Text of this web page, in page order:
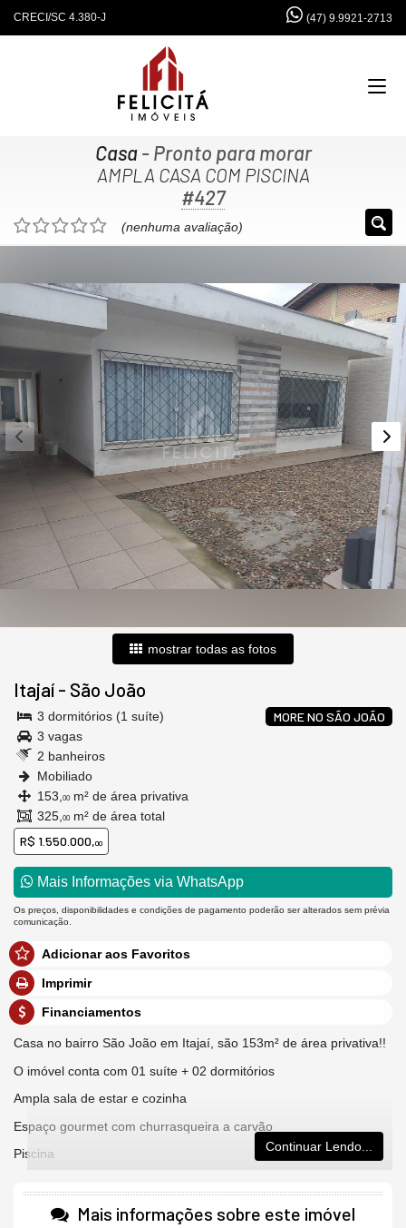
CRECI/SC 4.380-J (47) 9.9921-2713
Casa- Pronto para morar
AMPLA CASA COM PISCINA
#427
(nenhuma avaliação)
mostrar todas as fotos
Itajaí - São João
MORE NO SÃO JOÃO
3 dormitórios (1 suíte)
3 vagas
2 banheiros
Mobiliado
153, 00 m² de área privativa
325, 00 m² de área total
R$ 1.550.000,00
Mais Informações via WhatsApp
Os preços, disponibilidades e condições de pagamento poderão ser alterados sem prévia
comunicação.
Adicionar aos Favoritos
Imprimir
Financiamentos
Casa no bairro São João em Itajaí, são 153m² de área privativa!!
O imóvel conta com 01 suíte + 02 dormitórios
Ampla sala de estar e cozinha
Espaço gourmet com churrasqueira a carvão
Piscina
Continuar Lendo...
Mais informações sobre este imóvel